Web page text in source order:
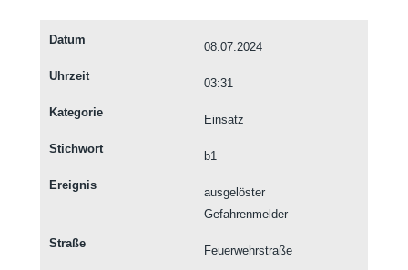
08.07.2024
03:31
Einsatz
b1
ausgelöster
Gefahrenmelder
Feuerwehrstraße